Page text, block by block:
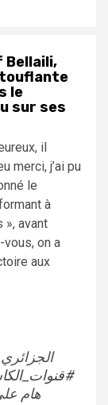
Bellaili,
le
sur ses
il
merci, j’ai pu
le
à
», avant
vous, on a
aux
هام